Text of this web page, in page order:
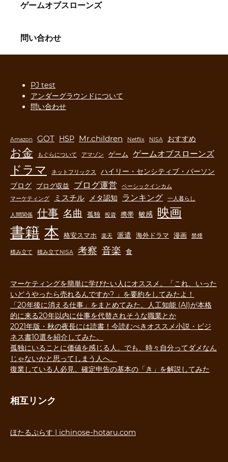
ゲームオブスローンズ
問い合わせ
PJ test
アンダーグラウンドについて
問い合わせ
Amazon GOT HSP Mr.children Netflix NISA おすすめ
お金 もぐらについて アマゾン ゲーム ゲームオブスローンズ
ドラマ ネットフリックス
ハイリー・センシティブ・パーソン
ブログ
ブログ収益 ブログ運営
ベーシックインカム
マーケティング
ミスチル メタ認知 ランキング 一人暮らし
人間関係 仕事 名曲 孤独 投資 携帯 敏感 映画
書籍 本 格安スマホ 楽天 派遣 海外ドラマ 漫画 禁煙
積み立て 積み立てNISA 考察 音楽 食
マーケティングを簡単に学びたい人にオススメ。「これ、いった
いどうやったら売れるんですか? 」を要約をしてみたよ！
「20年後に消える仕事」をまとめてみた。人工知能 (AI)が本格
的に来る20年以内に仕事を代替されそうな職業とか
2021年版・秋の夜長には読書！今読むべきオススメ小説・ビジ
ネス書10選を紹介してみた。
孤独にいることに価値を感じる人。でも、時々自分ってダメなん
じゃないかと思ってしまう人へ。
復業している人必見。確定申告の基本の「き」を解説してみた
相互リンク
ほたるぷらす | ichinose-hotaru.com